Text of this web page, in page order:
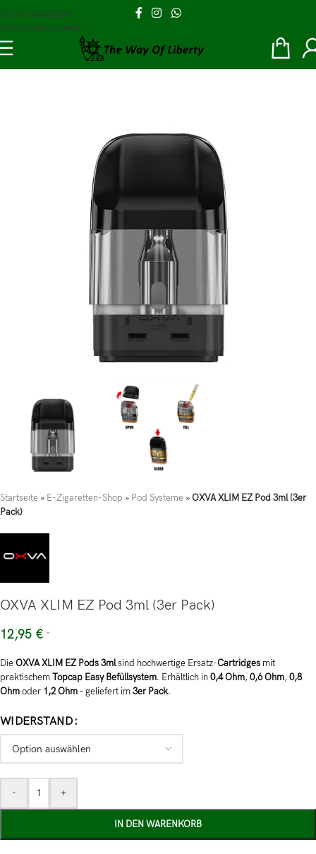
Skip to navigation
Skip to main content
Startseite » E-Zigaretten-Shop » Pod Systeme »OXVA XLIM EZ Pod 3ml (3er
Pack)
OXVA XLIM EZ Pod 3ml (3er Pack)
12,95 € *
DieOXVA XLIM EZ Pods 3mlsind hochwertige Ersatz-Cartridges mit
praktischemTopcap Easy Befüllsystem. Erhältlich in0,4 Ohm,0,6 Ohm,0,8
Ohmoder 1,2 Ohm– geliefert im3er Pack.
WIDERSTAND
- +
IN DEN WARENKORB